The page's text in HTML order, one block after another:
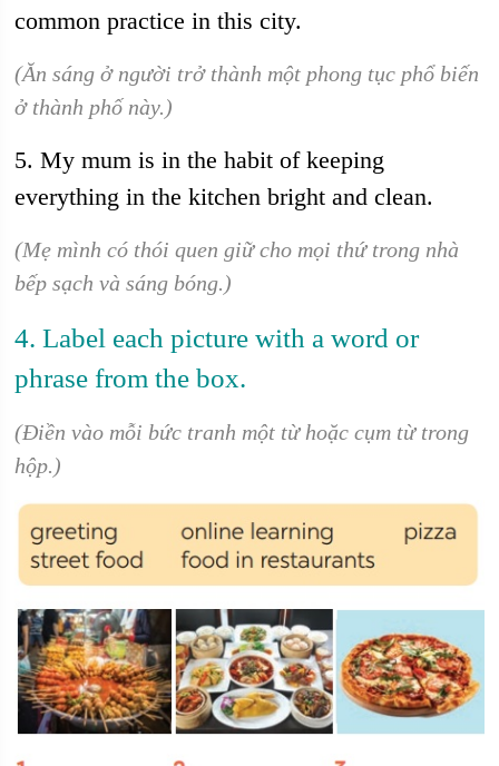
common practice in this city.
(Ăn sáng ở người trở thành một phong tục phổ biến
ở thành phố này.)
5. My mum is in the habit of keeping
everything in the kitchen bright and clean.
(Mẹ mình có thói quen giữ cho mọi thứ trong nhà
bếp sạch và sáng bóng.)
4. Label each picture with a word or
phrase from the box.
(Điền vào mỗi bức tranh một từ hoặc cụm từ trong
hộp.)